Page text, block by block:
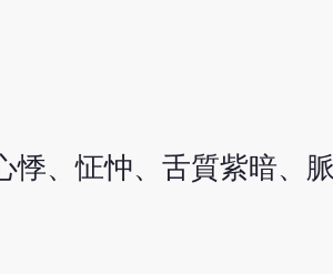
、怔忡、舌質紫暗、脈